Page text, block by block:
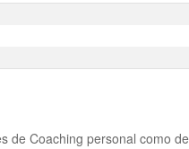
Coaching personal como